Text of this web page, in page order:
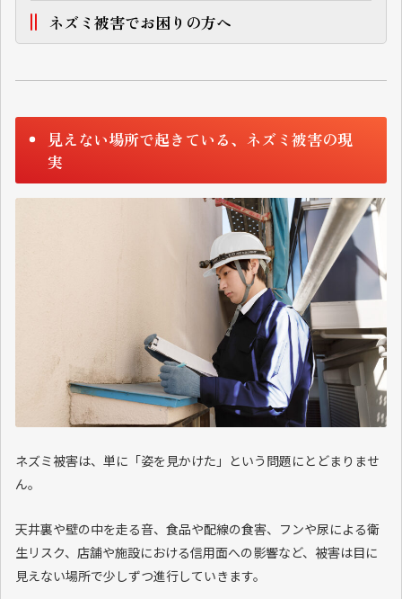
ネズミ被害でお困りの方へ
見えない場所で起きている、ネズミ被害の現
実
ネズミ被害は、単に「姿を見かけた」という問題にとどまりませ
ん。
天井裏や壁の中を走る音、食品や配線の食害、フンや尿による衛
生リスク、店舗や施設における信用面への影響など、被害は目に
見えない場所で少しずつ進行していきます。